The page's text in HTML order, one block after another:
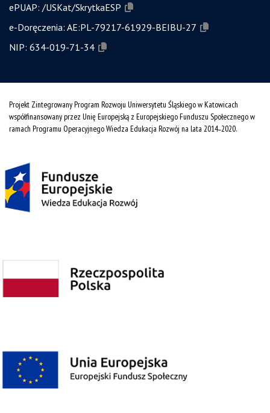
ePUAP: /USKat/SkrytkaESP
e-Doręczenia: AE:PL-79217-61929-BEIBU-27
NIP: 634-019-71-34
Projekt Zintegrowany Program Rozwoju Uniwersytetu Śląskiego w Katowicach
współfinansowany przez Unię Europejską z Europejskiego Funduszu Społecznego w
ramach Programu Operacyjnego Wiedza Edukacja Rozwój na lata 2014˗2020.